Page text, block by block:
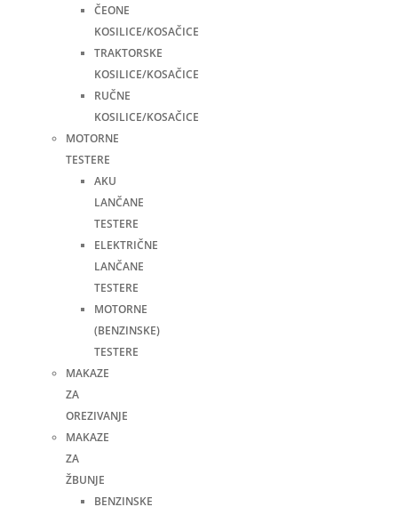
ČEONE
KOSILICE/KOSAČICE
TRAKTORSKE
KOSILICE/KOSAČICE
RUČNE
KOSILICE/KOSAČICE
MOTORNE
TESTERE
AKU
LANČANE
TESTERE
ELEKTRIČNE
LANČANE
TESTERE
MOTORNE
(BENZINSKE)
TESTERE
MAKAZE
ZA
OREZIVANJE
MAKAZE
ZA
ŽBUNJE
BENZINSKE